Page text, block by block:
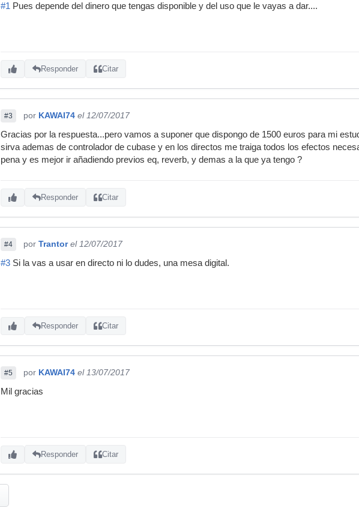
#1 Pues depende del dinero que tengas disponible y del uso que le vayas a dar....
Responder Citar
#3 por KAWAI74 el 12/07/2017
Gracias por la respuesta...pero vamos a suponer que dispongo de 1500 euros para mi
sirva ademas de controlador de cubase y en los directos me traiga todos los efectos
pena y es mejor ir añadiendo previos eq, reverb, y demas a la que ya tengo ?
Responder Citar
#4 por Trantor el 12/07/2017
#3 Si la vas a usar en directo ni lo dudes, una mesa digital.
Responder Citar
#5 por KAWAI74 el 13/07/2017
Mil gracias
Responder Citar